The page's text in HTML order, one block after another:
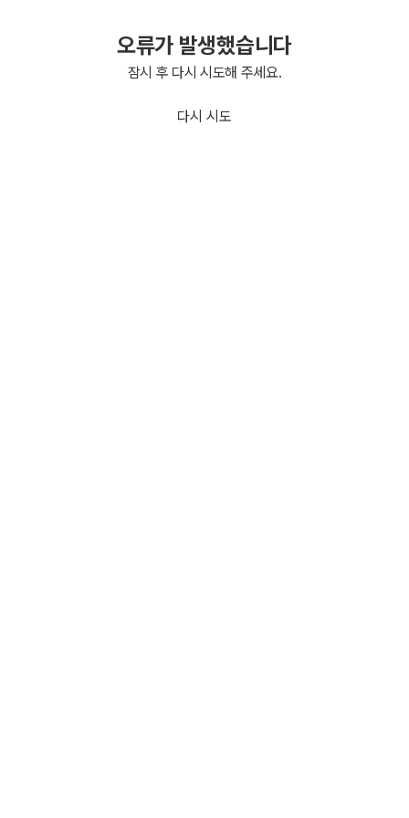
오류가 발생했습니다
잠시 후 다시 시도해 주세요.
다시 시도